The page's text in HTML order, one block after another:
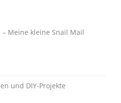
Meine kleine Snail Mail
und DIY-Projekte